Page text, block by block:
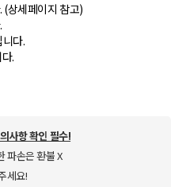
(상세페이지 참고)
다.
.
사항 확인 필수!
파손은 환불 X
세요!